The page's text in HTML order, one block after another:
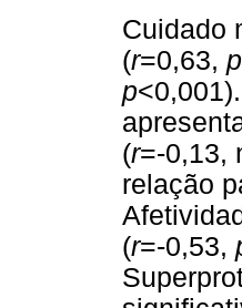
Cuidado
(r=0,63, p
p
(r=-0,13,
relação
(r=-0,53,